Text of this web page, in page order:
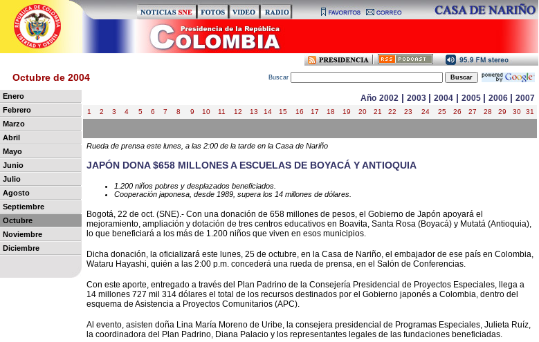
Octubre de 2004 Buscar
Enero
Febrero
Marzo
Abril
Mayo
Junio
Julio
Agosto
Septiembre
Octubre
Noviembre
Diciembre
Año 2002 | 2003 | 2004 | 2005 | 2006 | 2007
1 2 3 4 5 6 7 8 9 10 11 12 13 14 15 16 17 18 19 20 21 22 23 24 25 26 27 28 29 30 31
Rueda de prensa este lunes, a las 2:00 de la tarde en la Casa de Nariño
JAPÓN DONA $658 MILLONES A ESCUELAS DE BOYACÁ Y ANTIOQUIA
1.200 niños pobres y desplazados beneficiados.
Cooperación japonesa, desde 1989, supera los 14 millones de dólares.
Bogotá, 22 de oct. (SNE).- Con una donación de 658 millones de pesos, el Gobierno de Japón apoyará el
mejoramiento, ampliación y dotación de tres centros educativos en Boavita, Santa Rosa (Boyacá) y Mutatá (Antioquia),
lo que beneficiará a los más de 1.200 niños que viven en esos municipios.
Dicha donación, la oficializará este lunes, 25 de octubre, en la Casa de Nariño, el embajador de ese país en Colombia,
Wataru Hayashi, quién a las 2:00 p.m. concederá una rueda de prensa, en el Salón de Conferencias.
Con este aporte, entregado a través del Plan Padrino de la Consejería Presidencial de Proyectos Especiales, llega a
14 millones 727 mil 314 dólares el total de los recursos destinados por el Gobierno japonés a Colombia, dentro del
esquema de Asistencia a Proyectos Comunitarios (APC).
Al evento, asisten doña Lina María Moreno de Uribe, la consejera presidencial de Programas Especiales, Julieta Ruíz,
la coordinadora del Plan Padrino, Diana Palacio y los representantes legales de las fundaciones beneficiadas.